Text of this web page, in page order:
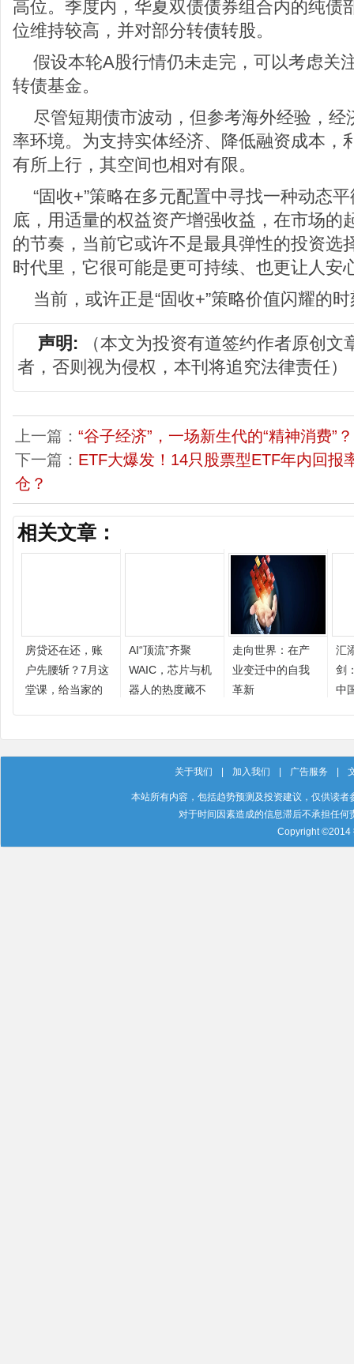
高位。季度内，华夏双债债券组合内的纯债
位维持较高，并对部分转债转股。
假设本轮A股行情仍未走完，可以考虑关
转债基金。
尽管短期债市波动，但参考海外经验，
率环境。为支持实体经济、降低融资成本，
有所上行，其空间也相对有限。
“固收+”策略在多元配置中寻找一种动态
底，用适量的权益资产增强收益，在市场的
的节奏，当前它或许不是最具弹性的投资选
时代里，它很可能是更可持续、也更让人安
当前，或许正是“固收+”策略价值闪耀的
声明:
（本文为投资有道签约作者原创
者，否则视为侵权，本刊将追究法律责任）
上一篇： “谷子经济”，一场新生代的“精神消费”？
下一篇： ETF大爆发！14只股票型ETF年内回报
仓？
相关文章：
房贷还在还，账
户先腰斩？7月这
堂课，给当家的
AI“顶流”齐聚
WAIC，芯片与机
器人的热度藏不
走向世界：在产
业变迁中的自我
革新
汇
剑
中
关于我们 加入我们 广告服务
本站所有内容，包括趋势预测及投资建议，仅供读
对于时间因素造成的信息滞后不承担任
Copyright ©2014